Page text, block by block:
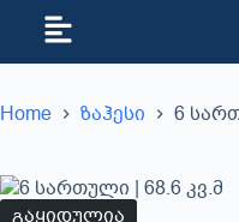
Home ზაჰესი 6
გაყიდულია